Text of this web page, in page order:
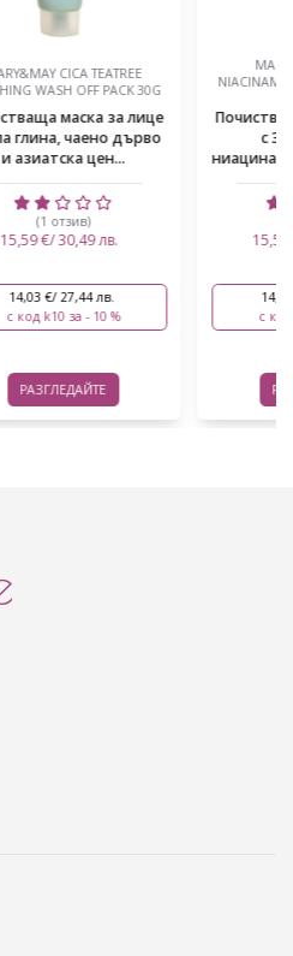
MARY&MAY LEMON
NIACINAMIDE GLOW WASH OFF
PACK 30G
Почистваща маска за лице
с 3 вида глина,
ниацинамид, витамин С и...
15,58 €/ 30,47 лв.
14,02 €/ 27,42 лв.
с код k10 за - 10 %